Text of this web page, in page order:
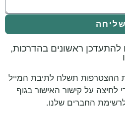
שליחה
להתעדכן ראשונים בהדרכות,
ההצטרפות תשלח לתיבת המייל
על קישור האישור בגוף
החברים שלנו.